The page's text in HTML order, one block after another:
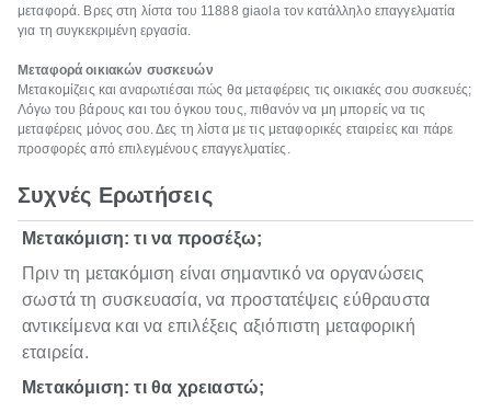
μεταφορά. Βρες στη λίστα του 11888 giaola τον κατάλληλο επαγγελματία
για τη συγκεκριμένη εργασία.
Μεταφορά οικιακών συσκευών
Μετακομίζεις και αναρωτιέσαι πώς θα μεταφέρεις τις οικιακές σου συσκευές;
Λόγω του βάρους και του όγκου τους, πιθανόν να μη μπορείς να τις
μεταφέρεις μόνος σου. Δες τη λίστα με τις μεταφορικές εταιρείες και πάρε
προσφορές από επιλεγμένους επαγγελματίες.
Συχνές Ερωτήσεις
Μετακόμιση: τι να προσέξω;
Πριν τη μετακόμιση είναι σημαντικό να οργανώσεις
σωστά τη συσκευασία, να προστατέψεις εύθραυστα
αντικείμενα και να επιλέξεις αξιόπιστη μεταφορική
εταιρεία.
Μετακόμιση: τι θα χρειαστώ;